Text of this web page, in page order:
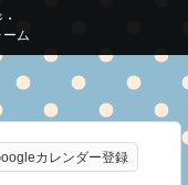
カレンダー登録
ム